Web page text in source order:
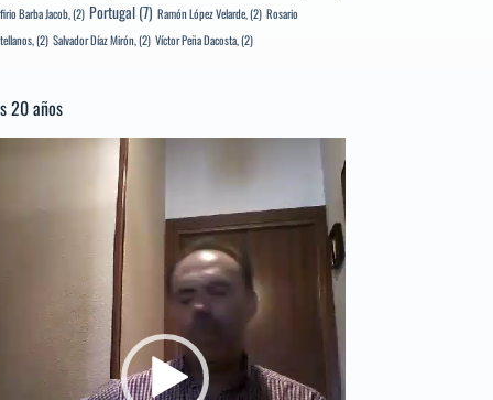
Barba Jacob,(2) Portugal (7) Ramón López Velarde,(2) Rosario
(2) Salvador Díaz Mirón,(2) Víctor Peña Dacosta,(2)
20 años